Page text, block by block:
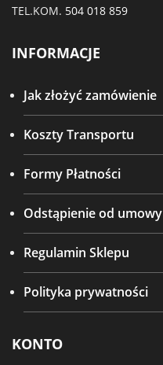
TEL.KOM. 504 018 859
INFORMACJE
Jak złożyć zamówienie
Koszty Transportu
Formy Płatności
Odstąpienie od umowy
Regulamin Sklepu
Polityka prywatności
KONTO